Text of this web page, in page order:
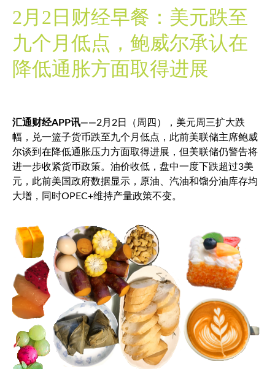
2月2日财经早餐：美元跌至
九个月低点，鲍威尔承认在
降低通胀方面取得进展
汇通财经APP讯——2月2日（周四），美元周三扩大跌
幅，兑一篮子货币跌至九个月低点，此前美联储主席鲍威
尔谈到在降低通胀压力方面取得进展，但美联储仍警告将
进一步收紧货币政策。油价收低，盘中一度下跌超过3美
元，此前美国政府数据显示，原油、汽油和馏分油库存均
大增，同时OPEC+维持产量政策不变。